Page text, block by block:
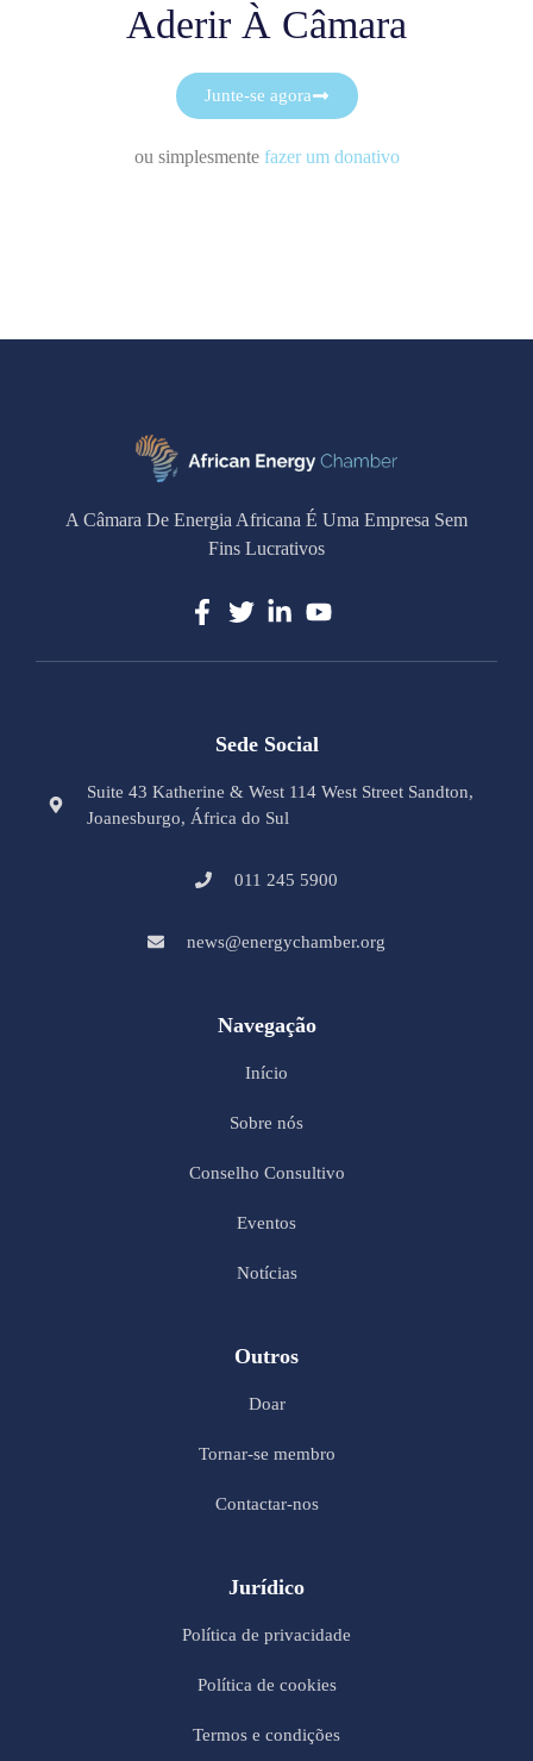
Aderir À Câmara
Junte-se agora
ou simplesmente fazer um donativo
A Câmara De Energia Africana É Uma Empresa Sem
Fins Lucrativos
Sede Social
Suite 43 Katherine & West 114 West Street Sandton,
Joanesburgo, África do Sul
011 245 5900
news@energychamber.org
Navegação
Início
Sobre nós
Conselho Consultivo
Eventos
Notícias
Outros
Doar
Tornar-se membro
Contactar-nos
Jurídico
Política de privacidade
Política de cookies
Termos e condições